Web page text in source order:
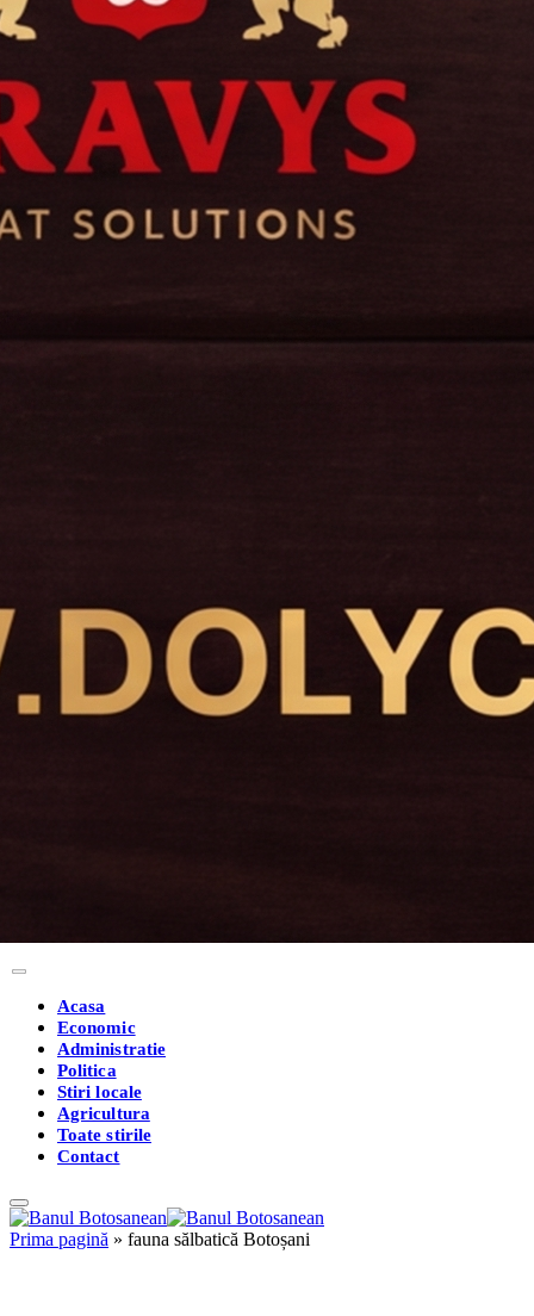
Acasa
Economic
Administratie
Politica
Stiri locale
Agricultura
Toate stirile
Contact
Prima pagină » fauna sălbatică Botoșani